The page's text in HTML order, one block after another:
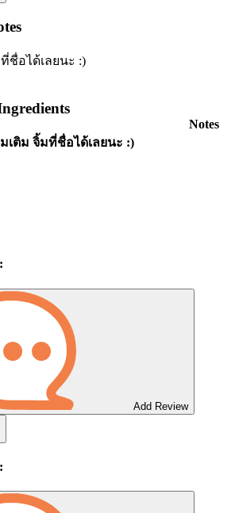
ชื่อได้เลยนะ :)
เติม จิ้มที่ชื่อได้เลยนะ :)
Notes
Add Review